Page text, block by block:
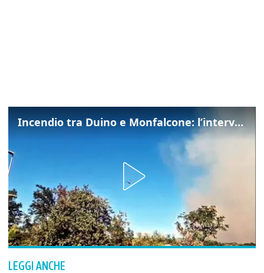
Incendio tra Duino e Monfalcone: l’intervento dei vigili del fuoco
LEGGI ANCHE